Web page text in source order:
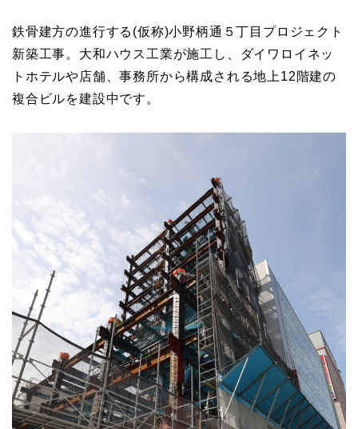
鉄骨建方の進行する(仮称)小野柄通５丁目プロジェクト
新築工事。大和ハウス工業が施工し、ダイワロイネッ
トホテルや店舗、事務所から構成される地上12階建の
複合ビルを建設中です。